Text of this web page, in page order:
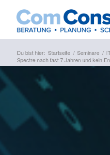
Du bist hier: Startseite / Seminare /
Spectre nach fast 7 Jahren und kein